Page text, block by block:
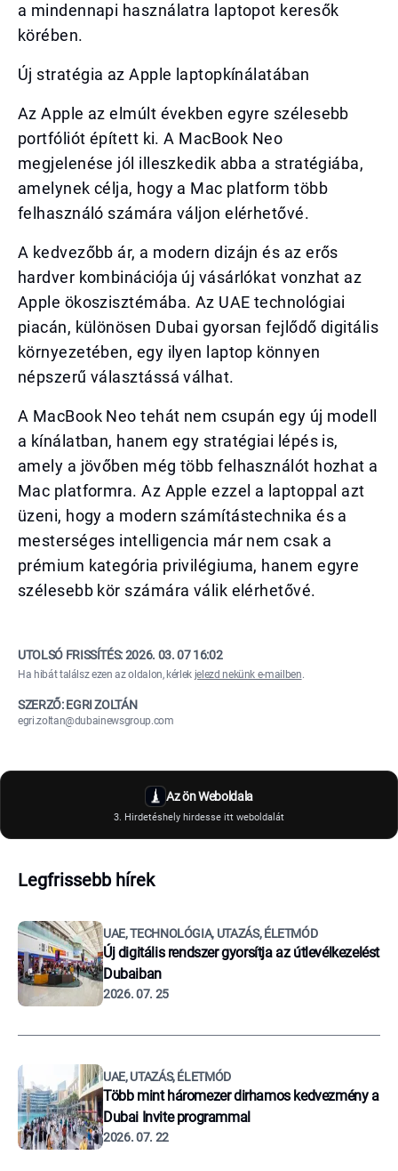
a mindennapi használatra laptopot keresők
körében.
Új stratégia az Apple laptopkínálatában
Az Apple az elmúlt években egyre szélesebb
portfóliót épített ki. A MacBook Neo
megjelenése jól illeszkedik abba a stratégiába,
amelynek célja, hogy a Mac platform több
felhasználó számára váljon elérhetővé.
A kedvezőbb ár, a modern dizájn és az erős
hardver kombinációja új vásárlókat vonzhat az
Apple ökoszisztémába. Az UAE technológiai
piacán, különösen Dubai gyorsan fejlődő digitális
környezetében, egy ilyen laptop könnyen
népszerű választássá válhat.
A MacBook Neo tehát nem csupán egy új modell
a kínálatban, hanem egy stratégiai lépés is,
amely a jövőben még több felhasználót hozhat a
Mac platformra. Az Apple ezzel a laptoppal azt
üzeni, hogy a modern számítástechnika és a
mesterséges intelligencia már nem csak a
prémium kategória privilégiuma, hanem egyre
szélesebb kör számára válik elérhetővé.
UTOLSÓ FRISSÍTÉS:2026. 03. 07 16:02
Ha hibát találsz ezen az oldalon, kérlek jelezd nekünk e-mailben.
SZERZŐ: EGRI ZOLTÁN
egri.zoltan@dubainewsgroup.com
Az ön Weboldala
3. Hirdetéshely hirdesse itt weboldalát
Legfrissebb hírek
UAE, TECHNOLÓGIA, UTAZÁS, ÉLETMÓD
Új digitális rendszer gyorsítja az útlevélkezelést
Dubaiban
2026. 07. 25
UAE, UTAZÁS, ÉLETMÓD
Több mint háromezer dirhamos kedvezmény a
Dubai Invite programmal
2026. 07. 22